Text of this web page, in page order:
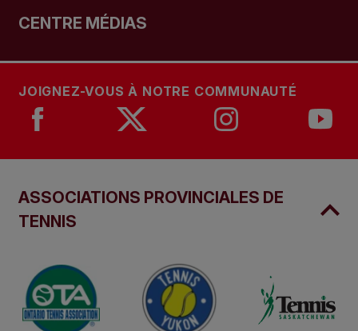
CENTRE MÉDIAS
JOIGNEZ-VOUS À NOTRE COMMUNAUTÉ
ASSOCIATIONS PROVINCIALES DE
TENNIS